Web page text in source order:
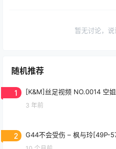
暂无讨论，
随机推荐
1 [K&M]丝足视频 NO.0014 空
3 年前
2 G44不会受伤 – 枫与玲